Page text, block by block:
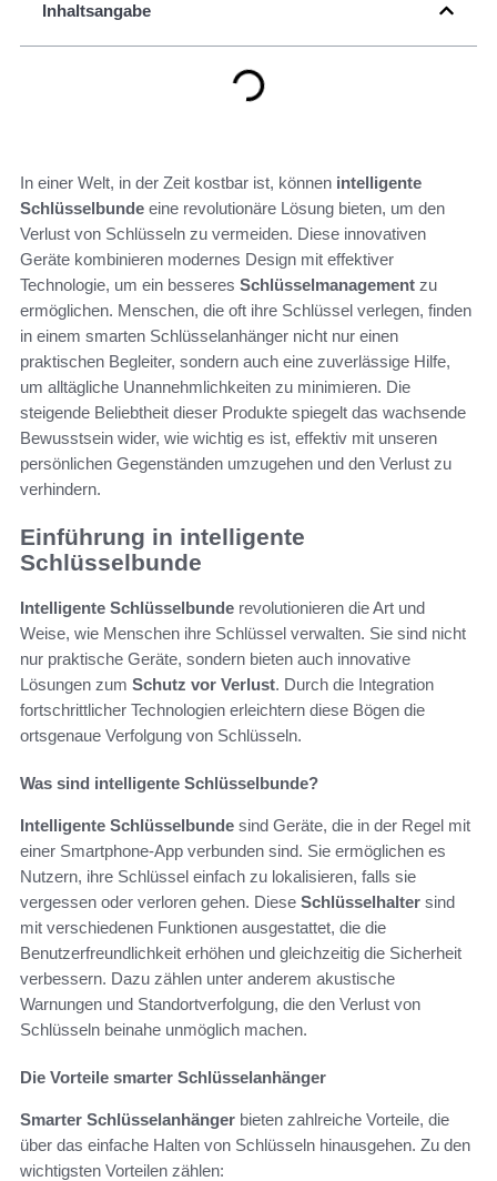
Inhaltsangabe
In einer Welt, in der Zeit kostbar ist, können intelligente
Schlüsselbunde eine revolutionäre Lösung bieten, um den
Verlust von Schlüsseln zu vermeiden. Diese innovativen
Geräte kombinieren modernes Design mit effektiver
Technologie, um ein besseres Schlüsselmanagement zu
ermöglichen. Menschen, die oft ihre Schlüssel verlegen, finden
in einem smarten Schlüsselanhänger nicht nur einen
praktischen Begleiter, sondern auch eine zuverlässige Hilfe,
um alltägliche Unannehmlichkeiten zu minimieren. Die
steigende Beliebtheit dieser Produkte spiegelt das wachsende
Bewusstsein wider, wie wichtig es ist, effektiv mit unseren
persönlichen Gegenständen umzugehen und den Verlust zu
verhindern.
Einführung in intelligente
Schlüsselbunde
Intelligente Schlüsselbunde revolutionieren die Art und
Weise, wie Menschen ihre Schlüssel verwalten. Sie sind nicht
nur praktische Geräte, sondern bieten auch innovative
Lösungen zum Schutz vor Verlust. Durch die Integration
fortschrittlicher Technologien erleichtern diese Bögen die
ortsgenaue Verfolgung von Schlüsseln.
Was sind intelligente Schlüsselbunde?
Intelligente Schlüsselbunde sind Geräte, die in der Regel mit
einer Smartphone-App verbunden sind. Sie ermöglichen es
Nutzern, ihre Schlüssel einfach zu lokalisieren, falls sie
vergessen oder verloren gehen. Diese Schlüsselhalter sind
mit verschiedenen Funktionen ausgestattet, die die
Benutzerfreundlichkeit erhöhen und gleichzeitig die Sicherheit
verbessern. Dazu zählen unter anderem akustische
Warnungen und Standortverfolgung, die den Verlust von
Schlüsseln beinahe unmöglich machen.
Die Vorteile smarter Schlüsselanhänger
Smarter Schlüsselanhänger bieten zahlreiche Vorteile, die
über das einfache Halten von Schlüsseln hinausgehen. Zu den
wichtigsten Vorteilen zählen: